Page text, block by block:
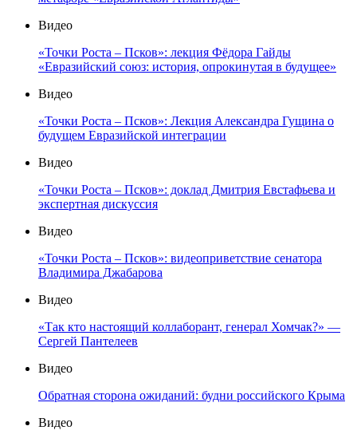
Видео
«Точки Роста – Псков»: лекция Фёдора Гайды
«Евразийский союз: история, опрокинутая в будущее»
Видео
«Точки Роста – Псков»: Лекция Александра Гущина о
будущем Евразийской интеграции
Видео
«Точки Роста – Псков»: доклад Дмитрия Евстафьева и
экспертная дискуссия
Видео
«Точки Роста – Псков»: видеоприветствие сенатора
Владимира Джабарова
Видео
«Так кто настоящий коллаборант, генерал Хомчак?» —
Сергей Пантелеев
Видео
Обратная сторона ожиданий: будни российского Крыма
Видео